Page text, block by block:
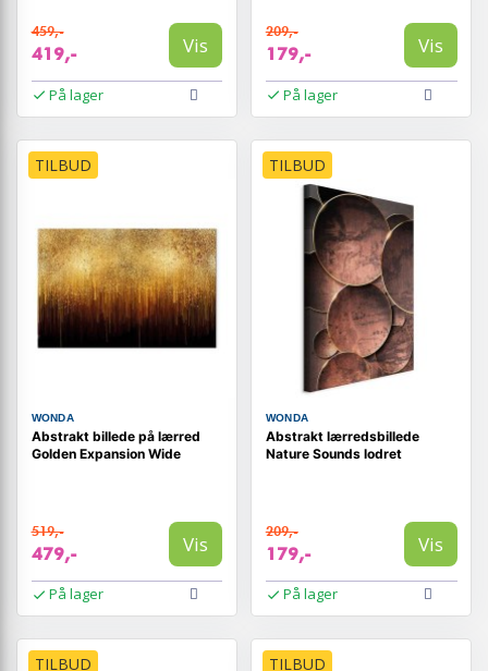
459,-
419,- Vis
På lager
209,-
179,- Vis
På lager
TILBUD
WONDA
Abstrakt billede på lærred
Golden Expansion Wide
519,-
479,- Vis
På lager
TILBUD
WONDA
Abstrakt lærredsbillede
Nature Sounds lodret
209,-
179,- Vis
På lager
TILBUD TILBUD